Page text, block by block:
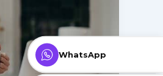
WhatsApp